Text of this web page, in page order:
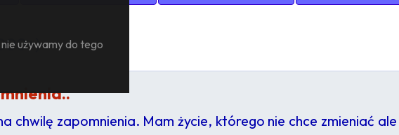
używamy do tego
chwilę zapomnienia. Mam życie, którego nie chce zmieniać